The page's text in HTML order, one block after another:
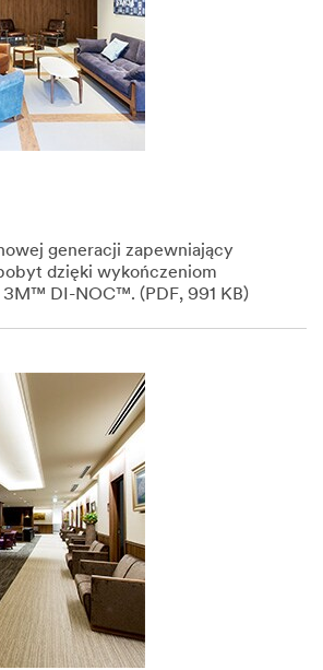
generacji zapewniający
dzięki wykończeniom
DI-NOC™. (PDF, 991 KB)